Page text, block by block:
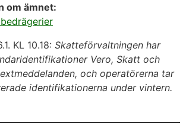
om ämnet:
KL 10.18: Skatteförvaltningen har
Vero, Skatt och
och operatörerna tar
identifikationerna under vintern.